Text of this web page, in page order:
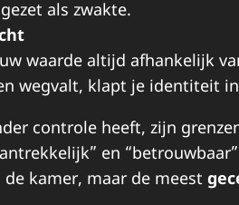
als zwakte.
waarde altijd afhankelijk
wegvalt, klapt je identiteit
controle heeft, zijn
en
kamer, maar de meest